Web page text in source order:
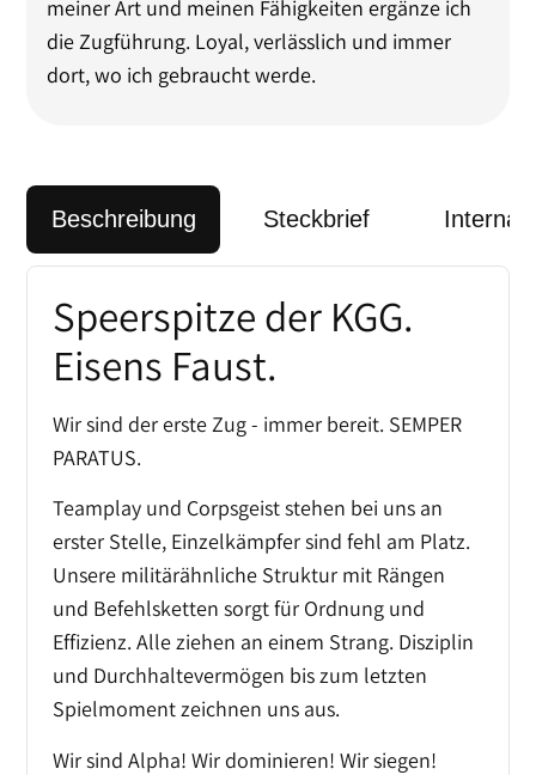
meiner Art und meinen Fähigkeiten ergänze ich
die Zugführung. Loyal, verlässlich und immer
dort, wo ich gebraucht werde.
Beschreibung Steckbrief
Speerspitze der KGG.
Eisens Faust.
Wir sind der erste Zug - immer bereit. SEMPER
PARATUS.
Teamplay und Corpsgeist stehen bei uns an
erster Stelle, Einzelkämpfer sind fehl am Platz.
Unsere militärähnliche Struktur mit Rängen
und Befehlsketten sorgt für Ordnung und
Effizienz. Alle ziehen an einem Strang. Disziplin
und Durchhaltevermögen bis zum letzten
Spielmoment zeichnen uns aus.
Wir sind Alpha! Wir dominieren! Wir siegen!